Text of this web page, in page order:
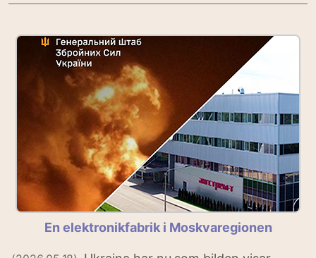
En elektronikfabrik i Moskvaregionen